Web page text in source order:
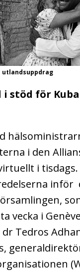
utlandsuppdrag
i stöd för
i den
i tisdags.
inför
vecka i
dr Tedros